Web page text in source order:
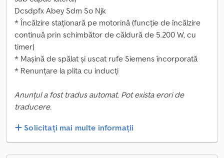
Dcsdpfx Abey Sdm So Njk
* Încălzire staționară pe motorină (funcție de încălzire
continuă prin schimbător de căldură de 5.200 W, cu
timer)
* Mașină de spălat și uscat rufe Siemens încorporată
* Renunțare la plita cu inducți
Anunțul a fost tradus automat. Pot exista erori de
traducere.
Solicitați mai multe informații